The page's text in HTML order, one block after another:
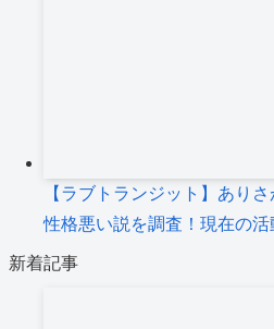
【ラブトランジット】あり
性格悪い説を調査！現在の活
新着記事